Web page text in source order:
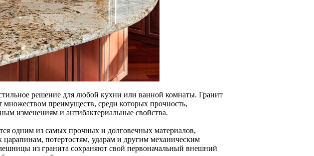
решение для любой кухни или ванной комнаты. Гранит
преимуществ, среди которых прочность,
изменениям и антибактериальные свойства.
одним из самых прочных и долговечных материалов,
потертостям, ударам и другим механическим
из гранита сохраняют свой первоначальный внешний